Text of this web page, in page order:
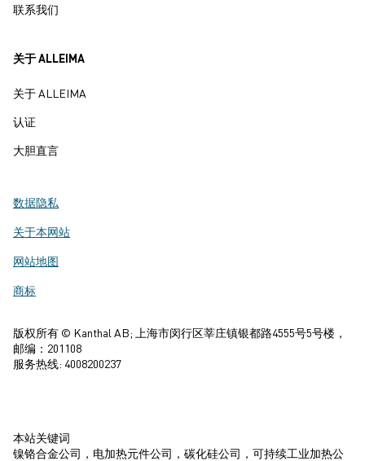
联系我们
关于 ALLEIMA
关于 ALLEIMA
认证
大胆直言
数据隐私
关于本网站
网站地图
商标
版权所有 © Kanthal AB; 上海市闵行区莘庄镇银都路4555号5号楼，
邮编：201108
服务热线: 4008200237
本站关键词
镍铬合金公司，电加热元件公司，碳化硅公司，可持续工业加热公